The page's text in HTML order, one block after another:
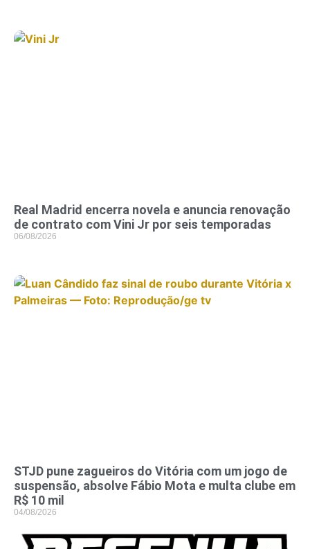
Real Madrid encerra novela e anuncia renovação
de contrato com Vini Jr por seis temporadas
06/08/2026
STJD pune zagueiros do Vitória com um jogo de
suspensão, absolve Fábio Mota e multa clube em
R$ 10 mil
04/08/2026